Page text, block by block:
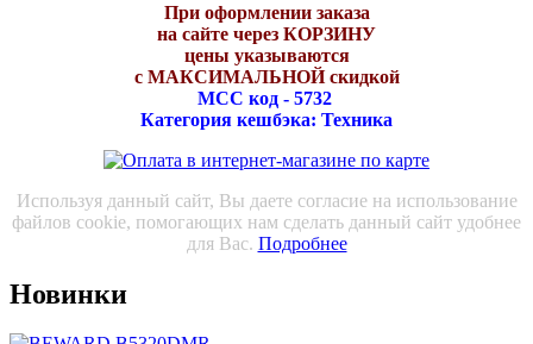
При оформлении заказа
на сайте через КОРЗИНУ
цены указываются
с МАКСИМАЛЬНОЙ скидкой
МСС код - 5732
Категория кешбэка: Техника
Используя данный сайт, Вы даете согласие на использование
файлов cookie, помогающих нам сделать данный сайт удобнее
для Вас. Подробнее
Новинки